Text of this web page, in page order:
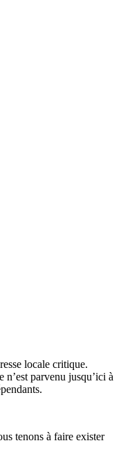
locale critique.
parvenu jusqu’ici à
tenons à faire exister